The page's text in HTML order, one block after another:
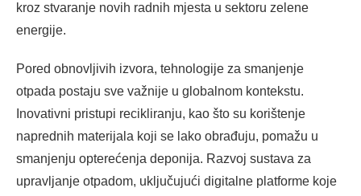
kroz stvaranje novih radnih mjesta u sektoru zelene
energije.
Pored obnovljivih izvora, tehnologije za smanjenje
otpada postaju sve važnije u globalnom kontekstu.
Inovativni pristupi recikliranju, kao što su korištenje
naprednih materijala koji se lako obrađuju, pomažu u
smanjenju opterećenja deponija. Razvoj sustava za
upravljanje otpadom, uključujući digitalne platforme koje